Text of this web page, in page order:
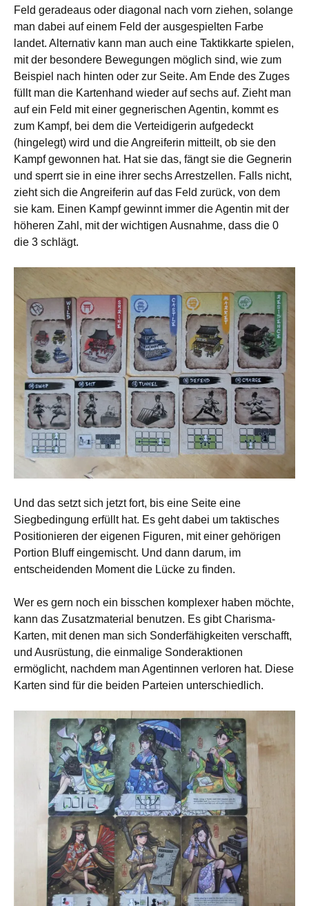
Feld geradeaus oder diagonal nach vorn ziehen, solange
man dabei auf einem Feld der ausgespielten Farbe
landet. Alternativ kann man auch eine Taktikkarte spielen,
mit der besondere Bewegungen möglich sind, wie zum
Beispiel nach hinten oder zur Seite. Am Ende des Zuges
füllt man die Kartenhand wieder auf sechs auf. Zieht man
auf ein Feld mit einer gegnerischen Agentin, kommt es
zum Kampf, bei dem die Verteidigerin aufgedeckt
(hingelegt) wird und die Angreiferin mitteilt, ob sie den
Kampf gewonnen hat. Hat sie das, fängt sie die Gegnerin
und sperrt sie in eine ihrer sechs Arrestzellen. Falls nicht,
zieht sich die Angreiferin auf das Feld zurück, von dem
sie kam. Einen Kampf gewinnt immer die Agentin mit der
höheren Zahl, mit der wichtigen Ausnahme, dass die 0
die 3 schlägt.
Und das setzt sich jetzt fort, bis eine Seite eine
Siegbedingung erfüllt hat. Es geht dabei um taktisches
Positionieren der eigenen Figuren, mit einer gehörigen
Portion Bluff eingemischt. Und dann darum, im
entscheidenden Moment die Lücke zu finden.
Wer es gern noch ein bisschen komplexer haben möchte,
kann das Zusatzmaterial benutzen. Es gibt Charisma-
Karten, mit denen man sich Sonderfähigkeiten verschafft,
und Ausrüstung, die einmalige Sonderaktionen
ermöglicht, nachdem man Agentinnen verloren hat. Diese
Karten sind für die beiden Parteien unterschiedlich.